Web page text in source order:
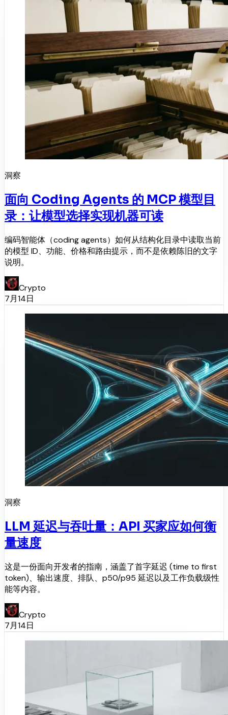
洞察
面向 Coding Agents 的 MCP 模型目
录：让模型选择实现机器可读
编码智能体（coding agents）如何从结构化目录中读取当前
的模型 ID、功能、价格和路由提示，而不是依赖陈旧的文字
说明。
Crypto
7月14日
洞察
LLM 延迟与吞吐量：API 买家应如何衡
量速度
这是一份面向开发者的指南，涵盖了首字延迟 (time to first
token)、输出速度、排队、p50/p95 延迟以及工作负载级性
能等内容。
Crypto
7月14日